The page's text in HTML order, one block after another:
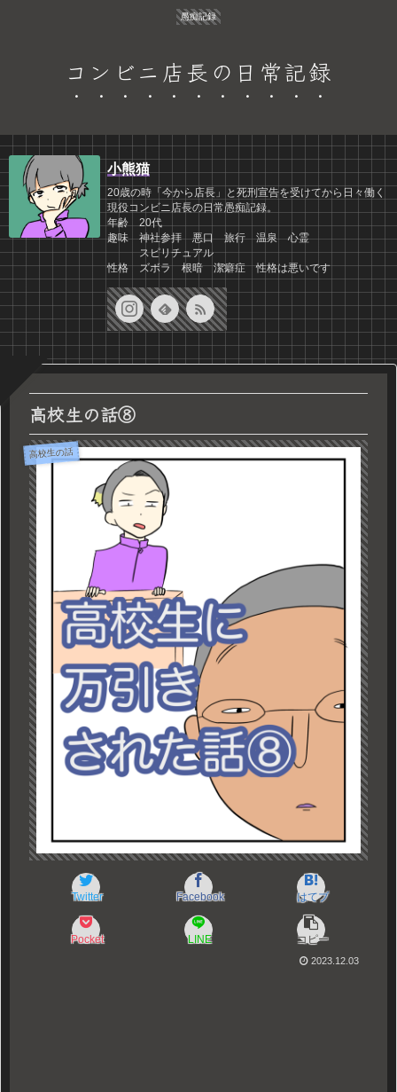
愚痴記録
コンビニ店長の日常記録
小熊猫
20歳の時「今から店長」と死刑宣告を受けてから日々働く
現役コンビニ店長の日常愚痴記録。
年齢 20代
趣味 神社参拝 悪口 旅行 温泉 心霊
スピリチュアル
性格 ズボラ 根暗 潔癖症 性格は悪いです
高校生の話⑧
高校生の話
Twitter Facebook はてブ
Pocket LINE コピー
2023.12.03